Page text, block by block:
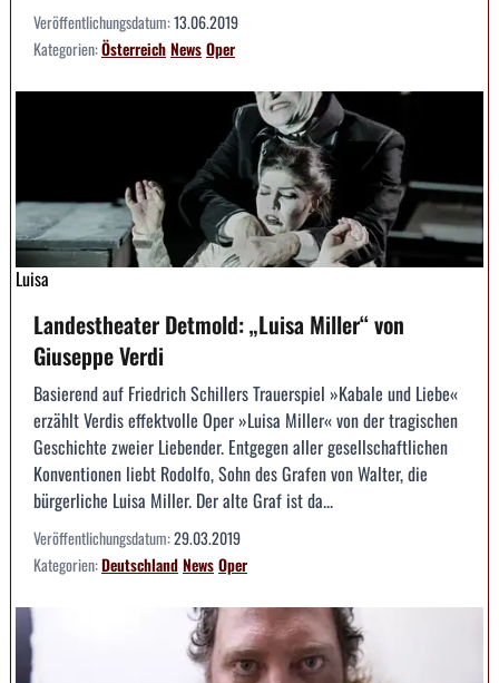
Veröffentlichungsdatum:13.06.2019
Kategorien:ÖsterreichNewsOper
Luisa
Landestheater Detmold: „Luisa Miller“ von
Giuseppe Verdi
Basierend auf Friedrich Schillers Trauerspiel »Kabale und Liebe«
erzählt Verdis effektvolle Oper »Luisa Miller« von der tragischen
Geschichte zweier Liebender. Entgegen aller gesellschaftlichen
Konventionen liebt Rodolfo, Sohn des Grafen von Walter, die
bürgerliche Luisa Miller. Der alte Graf ist da...
Veröffentlichungsdatum:29.03.2019
Kategorien:DeutschlandNewsOper